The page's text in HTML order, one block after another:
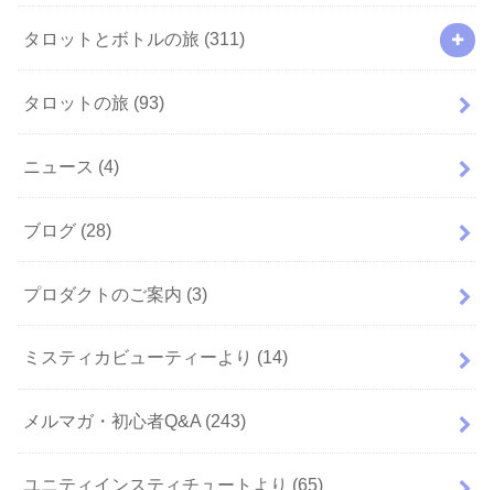
タロットとボトルの旅 (311)
タロットの旅 (93)
ニュース (4)
ブログ (28)
プロダクトのご案内 (3)
ミスティカビューティーより (14)
メルマガ・初心者Q&A (243)
ユニティインスティチュートより (65)